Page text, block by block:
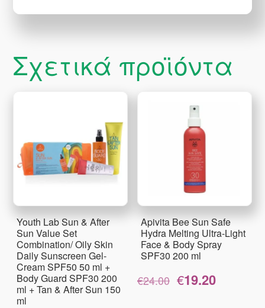
Σχετικά προϊόντα
Youth Lab Sun & After
Sun Value Set
Combination/ Oily Skin
Daily Sunscreen Gel-
Cream SPF50 50 ml +
Body Guard SPF30 200
ml + Tan & After Sun 150
ml
Apivita Bee Sun Safe
Hydra Melting Ultra-Light
Face & Body Spray
SPF30 200 ml
€24.00
Original
price
€19.20